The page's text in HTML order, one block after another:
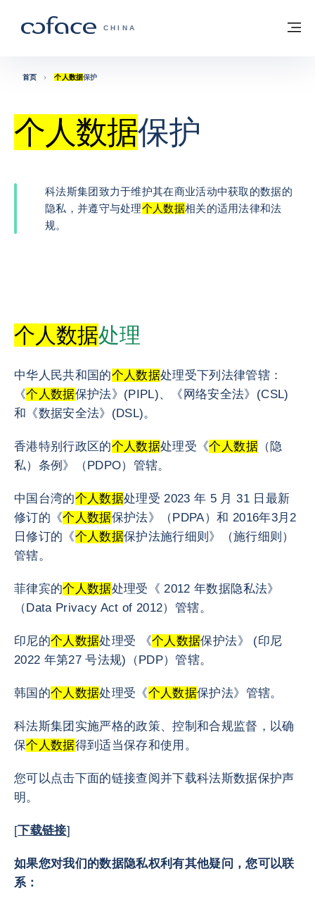
科法斯：携手共创安全贸易 - 首页
CHINA
返回首页
首页 个人数据保护
个人数据保护
科法斯集团致力于维护其在商业活动中获取的数据的
隐私，并遵守与处理个人数据相关的适用法律和法
规。
个人数据处理
中华人民共和国的个人数据处理受下列法律管辖：
《个人数据保护法》(PIPL)、《网络安全法》(CSL)
和《数据安全法》(DSL)。
香港特别行政区的个人数据处理受《个人数据（隐
私）条例》（PDPO）管辖。
中国台湾的个人数据处理受 2023 年 5 月 31 日最新
修订的《个人数据保护法》（PDPA）和 2016年3月2
日修订的《个人数据保护法施行细则》（施行细则）
管辖。
菲律宾的个人数据处理受《 2012 年数据隐私法》
（Data Privacy Act of 2012）管辖。
印尼的个人数据处理受 《个人数据保护法》 (印尼
2022 年第27 号法规)（PDP）管辖。
韩国的个人数据处理受《个人数据保护法》管辖。
科法斯集团实施严格的政策、控制和合规监督，以确
保个人数据得到适当保存和使用。
您可以点击下面的链接查阅并下载科法斯数据保护声
明。
[下载链接]
如果您对我们的数据隐私权利有其他疑问，您可以联
系：